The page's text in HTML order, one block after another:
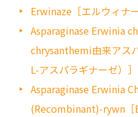
Erwinaze［エルウィナー
Asparaginase Erwinia
chrysanthemi由来アス
L-アスパラギナーゼ）］
Asparaginase Erwinia
(Recombinant)-rywn